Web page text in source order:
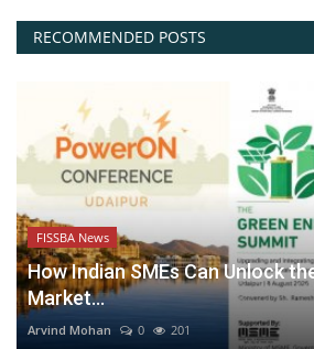
RECOMMENDED POSTS
FISSBA News
How Indian SMEs Can Unlock
Market...
Arvind Mohan 0 201